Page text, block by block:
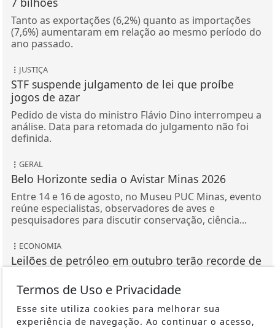
Tanto as exportações (6,2%) quanto as importações
(7,6%) aumentaram em relação ao mesmo período do
ano passado.
JUSTIÇA
STF suspende julgamento de lei que proíbe
jogos de azar
Pedido de vista do ministro Flávio Dino interrompeu a
análise. Data para retomada do julgamento não foi
definida.
GERAL
Belo Horizonte sedia o Avistar Minas 2026
Entre 14 e 16 de agosto, no Museu PUC Minas, evento
reúne especialistas, observadores de aves e
pesquisadores para discutir conservação, ciência...
ECONOMIA
Leilões de petróleo em outubro terão recorde de
Só no pré-sal, 13 blocos serão licitados, detalha
Agência Nacional do Petróleo, Gás Natural e
Biocombustíveis (ANP).
Termos de Uso e Privacidade
Esse site utiliza cookies para melhorar sua
experiência de navegação. Ao continuar o acesso,